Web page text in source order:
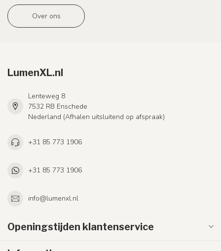
Over ons
LumenXL.nl
Lenteweg 8
7532 RB Enschede
Nederland (Afhalen uitsluitend op afspraak)
+31 85 773 1906
+31 85 773 1906
info@lumenxl.nl
Openingstijden klantenservice